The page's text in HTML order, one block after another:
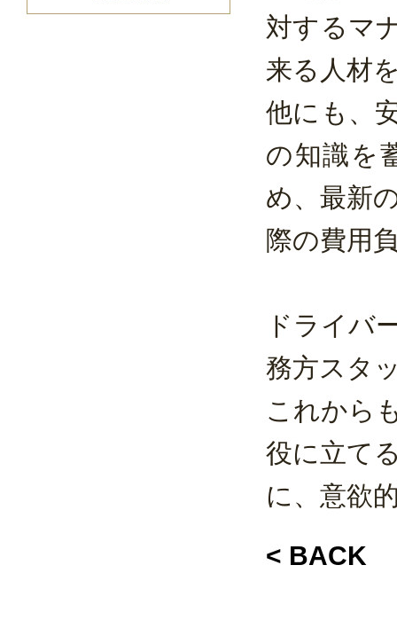
対するマ
来る人材
他にも、
の知識を
め、最新
際の費用
ドライバ
務方スタ
これから
役に立て
に、意欲
< BACK